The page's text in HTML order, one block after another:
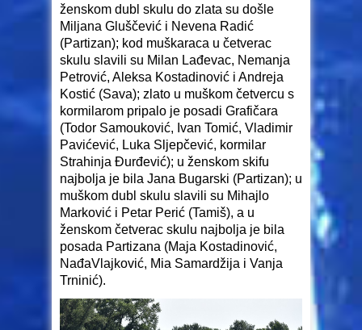
ženskom dubl skulu do zlata su došle
Miljana Gluščević i Nevena Radić
(Partizan); kod muškaraca u četverac
skulu slavili su Milan Lađevac, Nemanja
Petrović, Aleksa Kostadinović i Andreja
Kostić (Sava); zlato u muškom četvercu s
kormilarom pripalo je posadi Grafičara
(Todor Samouković, Ivan Tomić, Vladimir
Pavićević, Luka Sljepčević, kormilar
Strahinja Đurđević); u ženskom skifu
najbolja je bila Jana Bugarski (Partizan); u
muškom dubl skulu slavili su Mihajlo
Marković i Petar Perić (Tamiš), a u
ženskom četverac skulu najbolja je bila
posada Partizana (Maja Kostadinović,
NađaVlajković, Mia Samardžija i Vanja
Trninić).